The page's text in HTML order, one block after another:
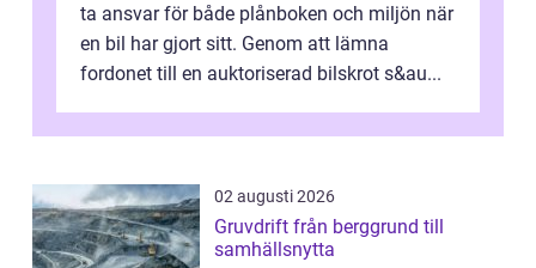
ta ansvar för både plånboken och miljön när
en bil har gjort sitt. Genom att lämna
fordonet till en auktoriserad bilskrot s&au...
02 augusti 2026
Gruvdrift från berggrund till
samhällsnytta